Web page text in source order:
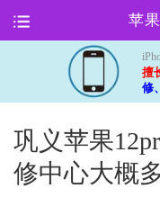
苹
擅
修
巩义苹果
修中心大概